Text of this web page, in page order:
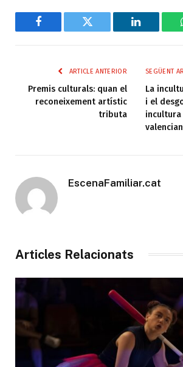
Facebook Twitter LinkedIn
ARTICLE ANTERIOR
Premis culturals: quan el
reconeixement artístic
tributa
SEGÜENT
La
i el
EscenaFamiliar.cat
Articles Relacionats